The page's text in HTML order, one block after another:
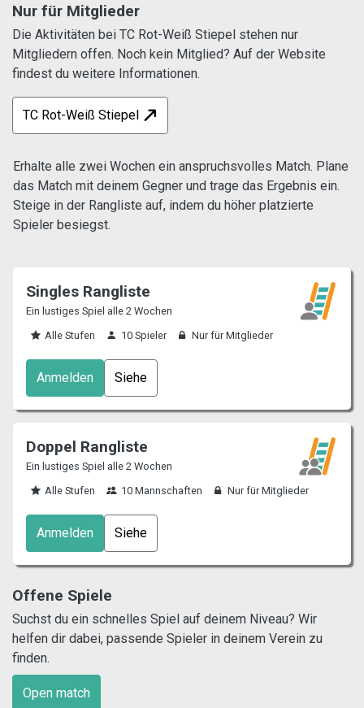
Nur für Mitglieder
Die Aktivitäten bei TC Rot-Weiß Stiepel stehen nur
Mitgliedern offen. Noch kein Mitglied? Auf der Website
findest du weitere Informationen.
TC Rot-Weiß Stiepel
Erhalte alle zwei Wochen ein anspruchsvolles Match. Plane
das Match mit deinem Gegner und trage das Ergebnis ein.
Steige in der Rangliste auf, indem du höher platzierte
Spieler besiegst.
Singles Rangliste
Ein lustiges Spiel alle 2 Wochen
Alle Stufen
10 Spieler Nur für Mitglieder
Anmelden Siehe
Doppel Rangliste
Ein lustiges Spiel alle 2 Wochen
Alle Stufen
10 Mannschaften Nur für Mitglieder
Anmelden Siehe
Offene Spiele
Suchst du ein schnelles Spiel auf deinem Niveau? Wir
helfen dir dabei, passende Spieler in deinem Verein zu
finden.
Open match